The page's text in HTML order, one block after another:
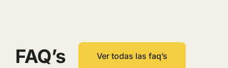
FAQ’s Ver todas las faq’s